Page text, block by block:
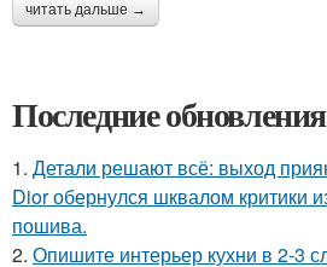
читать дальше →
Последние
1. Детали решают всё: выход
Dior обернулся шквалом критики
пошива.
2. Опишите интерьер кухни в 2-3